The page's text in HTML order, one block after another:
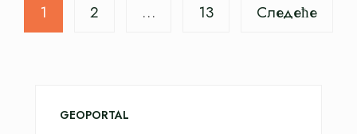
чланака
1 2 … 13 Следеће
GEOPORTAL